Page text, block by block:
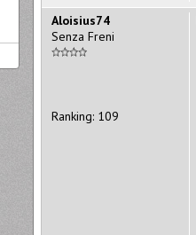
Aloisius74
Senza Freni
Ranking: 109